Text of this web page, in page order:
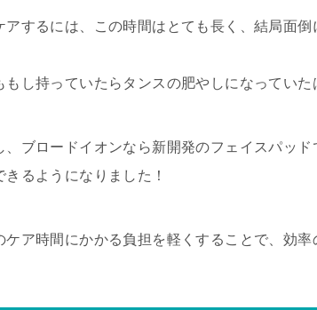
アするには、この時間はとても長く、結局面
もし持っていたらタンスの肥やしになっていた
、ブロードイオンなら新開発のフェイスパッ
きるようになりました！
ケア時間にかかる負担を軽くすることで、効